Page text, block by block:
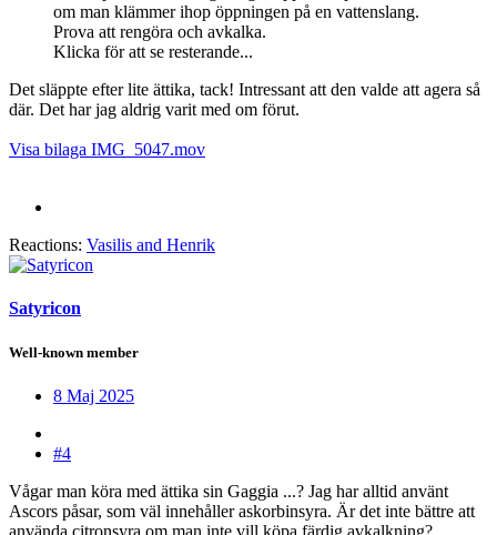
om man klämmer ihop öppningen på en vattenslang.
Prova att rengöra och avkalka.
Klicka för att se resterande...
Det släppte efter lite ättika, tack! Intressant att den valde att agera så
där. Det har jag aldrig varit med om förut.
Visa bilaga IMG_5047.mov
Reactions: Vasilis and Henrik
Satyricon
Well-known member
8 Maj 2025
#4
Vågar man köra med ättika sin Gaggia ...? Jag har alltid använt
Ascors påsar, som väl innehåller askorbinsyra. Är det inte bättre att
använda citronsyra om man inte vill köpa färdig avkalkning?